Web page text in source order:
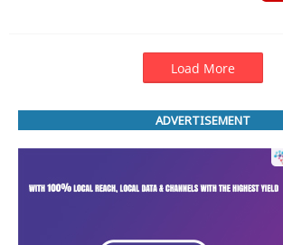
Load More
ADVERTISEMENT